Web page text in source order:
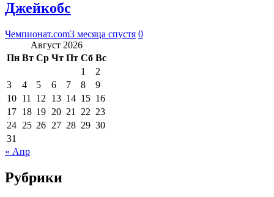
Джейкобс
Чемпионат.com3 месяца спустя 0
Август 2026
Пн Вт Ср Чт Пт Сб Вс
1
2
3
4 5 6 7 8
9
10 11 12 13 14 15 16
17 18 19 20 21 22 23
24 25 26 27 28 29 30
31
« Апр
Рубрики